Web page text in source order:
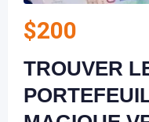
$200
TROUVER